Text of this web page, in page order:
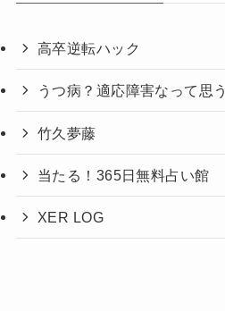
高卒逆転ハック
うつ病？適応障害なって思う
竹久夢藤
当たる！365日無料占い館
XER LOG